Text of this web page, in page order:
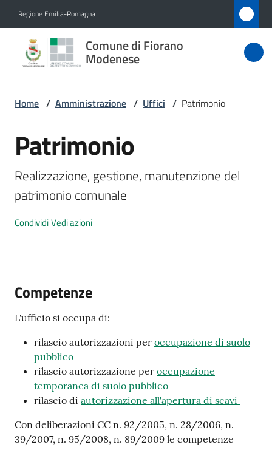
Regione Emilia-Romagna
Comune di Fiorano
Modenese
Comune
di Fiorano
Menu selezionato
Servizi
Vivere
a
m
Home / Amministrazione / Uffici / Patrimonio
Salta al contenuto
Patrimonio
Realizzazione, gestione, manutenzione del
patrimonio comunale
CondividiVedi azioni
Competenze
L'ufficio si occupa di:
rilascio autorizzazioni per occupazione di suolo
pubblico
rilascio autorizzazione per occupazione
temporanea di suolo pubblico
rilascio di autorizzazione all'apertura di scavi
Con deliberazioni CC n. 92/2005, n. 28/2006, n.
39/2007, n. 95/2008, n. 89/2009 le competenze